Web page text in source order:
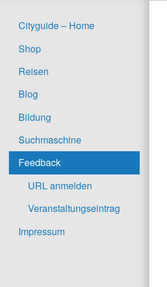
Cityguide – Home
Shop
Reisen
Blog
Bildung
Suchmaschine
Feedback
URL anmelden
Veranstaltungseintrag
Impressum